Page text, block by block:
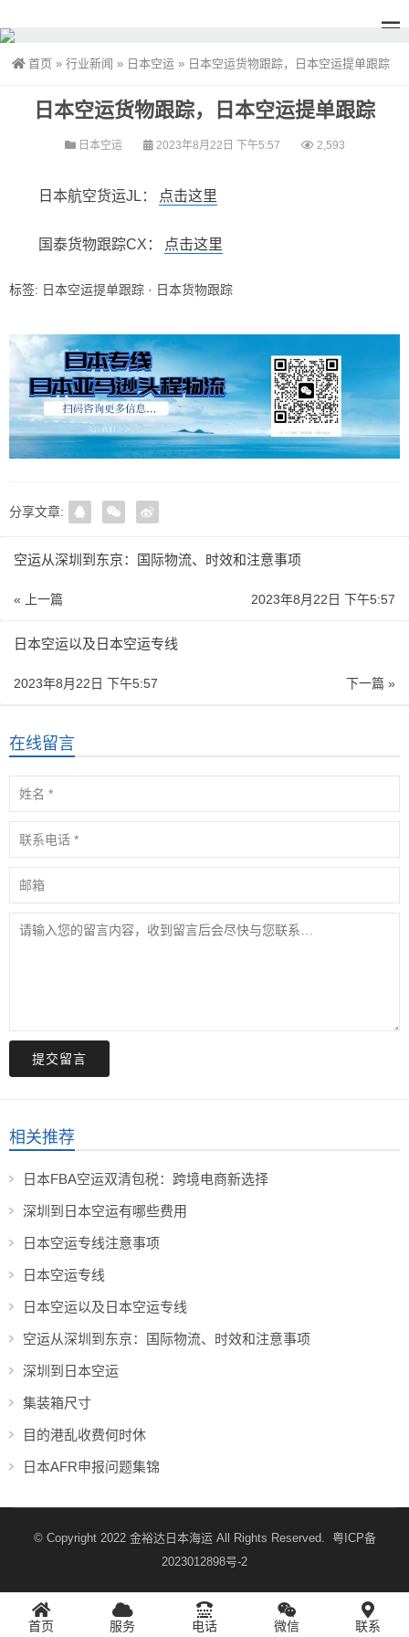
首页 » 行业新闻 » 日本空运 » 日本空运货物跟踪，日本空运提单跟踪
日本空运货物跟踪，日本空运提单跟踪
日本空运 2023年8月22日 下午5:57 2,593
日本航空货运JL： 点击这里
国泰货物跟踪CX： 点击这里
标签: 日本空运提单跟踪 · 日本货物跟踪
分享文章:
空运从深圳到东京：国际物流、时效和注意事项
« 上一篇 2023年8月22日 下午5:57
日本空运以及日本空运专线
下一篇 »
2023年8月22日 下午5:57
在线留言
提交留言
相关推荐
日本FBA空运双清包税：跨境电商新选择
深圳到日本空运有哪些费用
日本空运专线注意事项
日本空运专线
日本空运以及日本空运专线
空运从深圳到东京：国际物流、时效和注意事项
深圳到日本空运
集装箱尺寸
目的港乱收费何时休
日本AFR申报问题集锦
© Copyright 2022 金裕达日本海运All Rights Reserved. 粤ICP备
2023012898号-2
首页 服务 电话 微信 联系